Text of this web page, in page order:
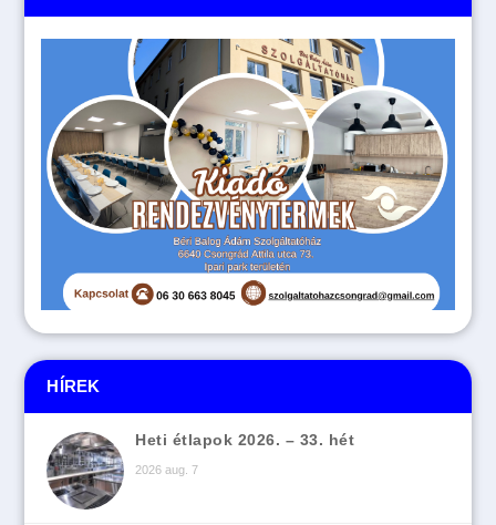
HÍREK
Heti étlapok 2026. – 33. hét
2026 aug. 7